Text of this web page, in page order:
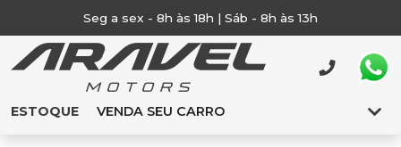
Seg a sex - 8h às 18h | Sáb - 8h às 13h
ESTOQUE VENDA SEU CARRO